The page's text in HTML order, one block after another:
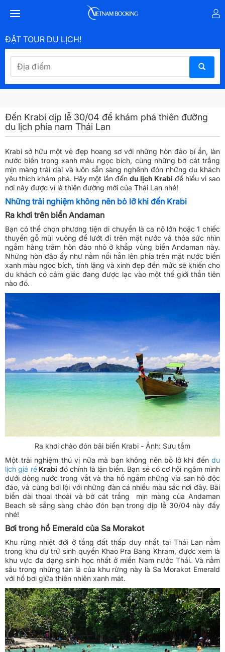
ĐẶT TOUR DU LỊCH!
Đến Krabi dịp lễ 30/04 để khám phá thiên đường
du lịch phía nam Thái Lan
Krabi sở hữu một vẻ đẹp hoang sơ với những hòn đảo bí ẩn, làn
nước biển trong xanh màu ngọc bích, cùng những bờ cát trắng
mịn màng trải dài và luôn sẵn sàng nghênh đón những du khách
yêu thích khám phá. Hãy một lần đến du lịch Krabi để hiểu vì sao
nơi này được ví là thiên đường mới của Thái Lan nhé!
Những trải nghiệm không nên bỏ lỡ khi đến Krabi
Ra khơi trên biển Andaman
Bạn có thể chọn phương tiện di chuyển là ca nô lớn hoặc 1 chiếc
thuyền gỗ mũi vuông để lướt đi trên mặt nước và thỏa sức nhìn
ngắm hàng trăm hòn đảo nhỏ ở khắp vùng biển Andaman này.
Những hòn đảo ấy như nằm nổi hẳn lên phía trên mặt nước biển
xanh màu ngọc bích, tĩnh lặng và xinh đẹp đến mức sẽ khiến cho
du khách có cảm giác đang được lạc vào một thế giới thần tiên
nào đó.
Ra khơi chào đón bãi biển Krabi - Ảnh: Sưu tầm
Một trải nghiệm thú vị nữa mà bạn không nên bỏ lỡ khi đến du
lịch giá rẻKrabi đó chính là lặn biển. Bạn sẽ có cơ hội ngâm mình
dưới dòng nước trong vắt và tha hồ ngắm những vỉa san hô độc
đáo, và cùng bơi lội với những đàn cá nhiều màu sắc nơi đây. Bãi
biển dài thoai thoải và bờ cát trắng mịn màng của Andaman
Beach sẽ sẵng sàng chào đón bạn trong dịp lễ 30/04 này đấy
nhé!
Bơi trong hồ Emerald của Sa Morakot
Khu rừng nhiệt đới ở tầng đất thấp duy nhất tại Thái Lan nằm
trong khu dự trữ sinh quyển Khao Pra Bang Khram, được xem là
khu vực đa dạng sinh học nhất ở miền Nam nước Thái. Và nằm
sâu trong những tán lá của khu rừng này là Sa Morakot Emerald
với hồ bơi giữa thiên nhiên xanh mát.